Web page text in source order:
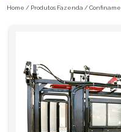
Home / Produtos Fazenda /